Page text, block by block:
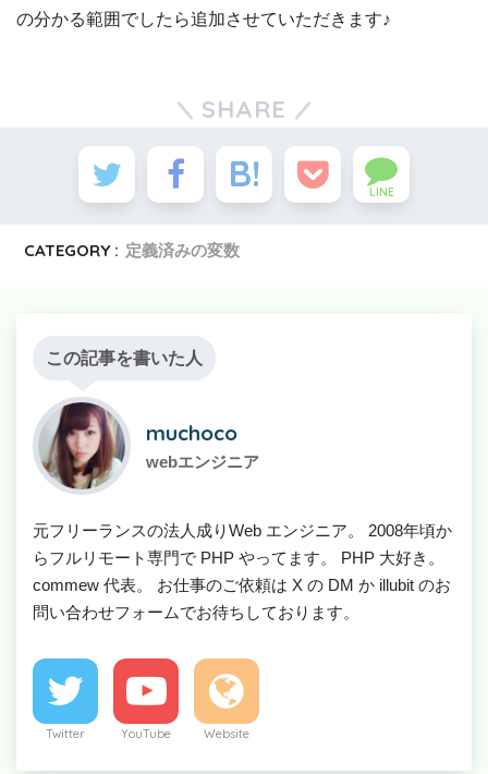
の分かる範囲でしたら追加させていただきます♪
SHARE
LINE
CATEGORY : 定義済みの変数
この記事を書いた人
muchoco
webエンジニア
元フリーランスの法人成りWeb エンジニア。 2008年頃か
らフルリモート専門で PHP やってます。 PHP 大好き。
commew 代表。 お仕事のご依頼は X の DM か illubit のお
問い合わせフォームでお待ちしております。
Twitter YouTube Website